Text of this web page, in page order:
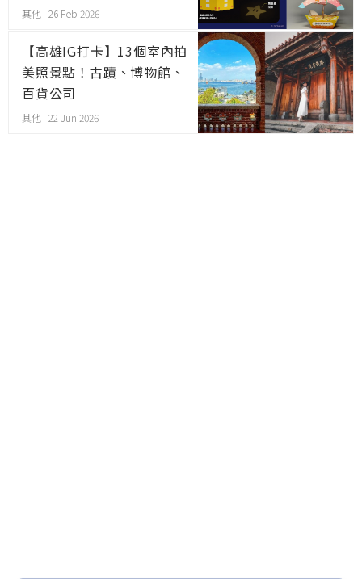
其他 26 Feb 2026
【高雄IG打卡】13個室內拍
美照景點！古蹟、博物館、
百貨公司
其他 22 Jun 2026